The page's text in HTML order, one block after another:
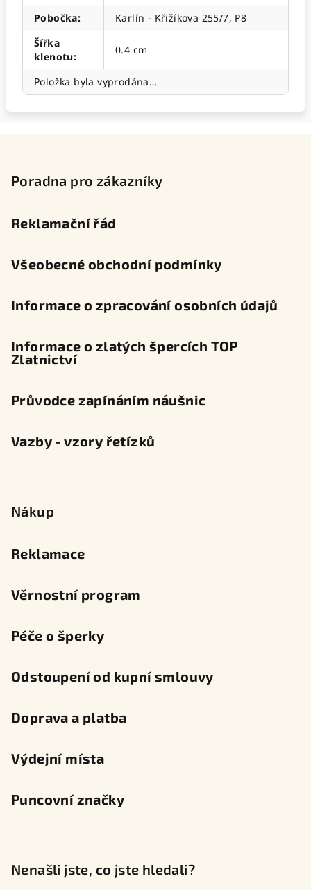
Pobočka:
Karlín - Křižíkova 255/7, P8
Šířka
klenotu:
0.4 cm
Položka byla vyprodána…
Poradna pro zákazníky
Reklamační řád
Všeobecné obchodní podmínky
Informace o zpracování osobních údajů
Informace o zlatých špercích TOP
Zlatnictví
Průvodce zapínáním náušnic
Vazby - vzory řetízků
Nákup
Reklamace
Věrnostní program
Péče o šperky
Odstoupení od kupní smlouvy
Doprava a platba
Výdejní místa
Puncovní značky
Nenašli jste, co jste hledali?